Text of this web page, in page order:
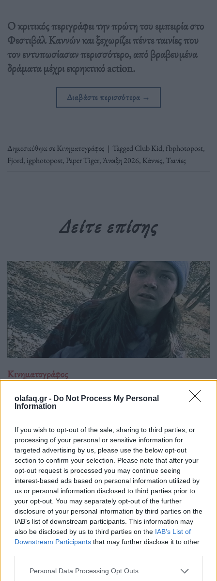
olafaq.gr - Do Not Process My Personal
Information
If you wish to opt-out of the sale, sharing to third parties, or
processing of your personal or sensitive information for
targeted advertising by us, please use the below opt-out
section to confirm your selection. Please note that after your
opt-out request is processed you may continue seeing
interest-based ads based on personal information utilized by
us or personal information disclosed to third parties prior to
your opt-out. You may separately opt-out of the further
disclosure of your personal information by third parties on the
IAB’s list of downstream participants. This information may
also be disclosed by us to third parties on the IAB’s List of
Downstream Participants that may further disclose it to other
Personal Data Processing Opt Outs
Ο κριτικός περιγράφει την πρώτη του εμπειρία στο
Φεστιβάλ Καννών και ξεχωρίζει πέντε ταινίες που
τον εντυπωσίασαν περισσότερο, από βραβευμένα
δράματα μέχρι εκρηκτικό action.
Διαβάστε περισσότερα →
Δημοσιεύθηκε σεΚινηματογράφος | TaggedClub Kid, fbphotopost,
Fjord, igphotopost, Paper Tiger,Άνοιξη 2026, Κάννες, Ταινίες
Δείτε επίσης
Κινηματογράφος
The Blair Witch Project επιστρέφει στους
κινηματογράφους με νέα ταινία το 2027
Όλα όσα γνωρίζουμε για τη νέα εκδοχή του The Blair Witch
Project από τη Lionsgate: ημερομηνία